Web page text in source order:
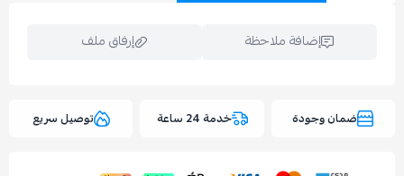
إضافة ملاحظة
خدمة 24 ساعة توصيل سريع